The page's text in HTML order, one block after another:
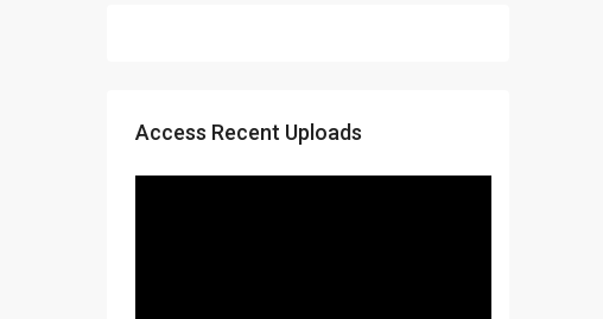
Access Recent Uploads